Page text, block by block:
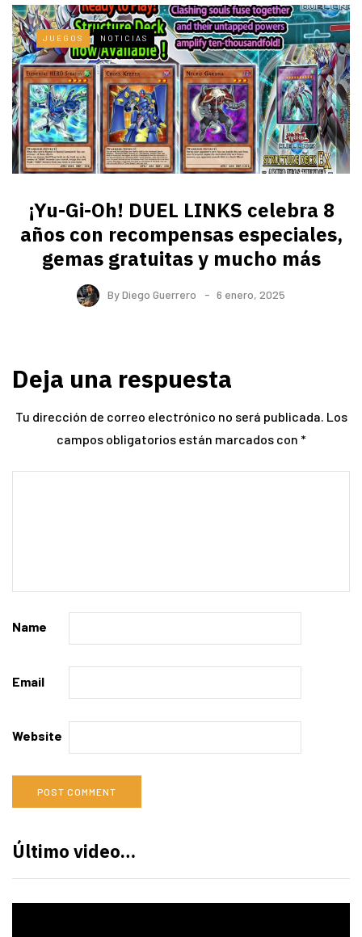
JUEGOS NOTICIAS
¡Yu-Gi-Oh! DUEL LINKS celebra 8
años con recompensas especiales,
gemas gratuitas y mucho más
ByDiego Guerrero 6 enero, 2025
Deja una respuesta
Tu dirección de correo electrónico no será publicada. Los
campos obligatorios están marcados con *
Name
Email
Website
Último video…